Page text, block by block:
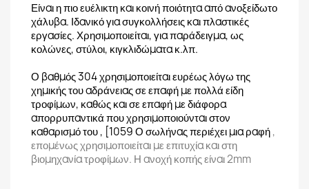
Είναι η πιο ευέλικτη και κοινή ποιότητα από ανοξείδωτο
χάλυβα. Ιδανικό για συγκολλήσεις και πλαστικές
εργασίες. Χρησιμοποιείται, για παράδειγμα, ως
κολώνες, στύλοι, κιγκλιδώματα κ.λπ.
Ο βαθμός 304 χρησιμοποιείται ευρέως λόγω της
χημικής του αδράνειας σε επαφή με πολλά είδη
τροφίμων, καθώς και σε επαφή με διάφορα
απορρυπαντικά που χρησιμοποιούνται στον
καθαρισμό του , [1059 Ο σωλήνας περιέχει μια ραφή,
επομένως χρησιμοποιείται με επιτυχία και στη
βιομηχανία τροφίμων. Η ανοχή κοπής είναι 2mm